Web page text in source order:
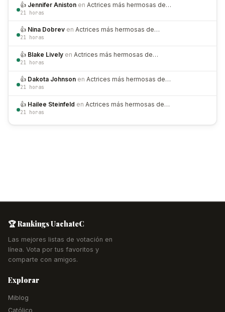
👍 Jennifer Aniston en Actrices más hermosas de…
21 horas
👍 Nina Dobrev en Actrices más hermosas de…
21 horas
👍 Blake Lively en Actrices más hermosas de…
21 horas
👍 Dakota Johnson en Actrices más hermosas de…
21 horas
👍 Hailee Steinfeld en Actrices más hermosas de…
21 horas
🏆 Rankings UachateC
Las mejores listas de votación en
línea. Vota por tus favoritos y
comparte con amigos.
Explorar
Miblog
Católico